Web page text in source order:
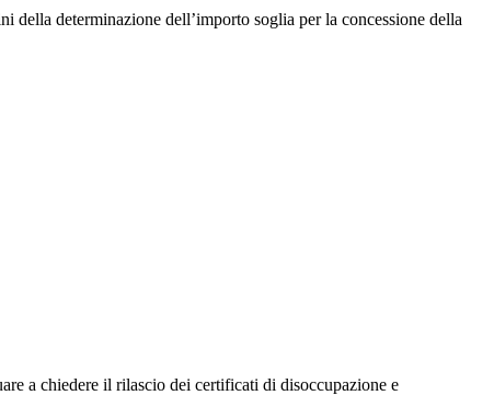
determinazione dell’importo soglia per la concessione della
a chiedere il rilascio dei certificati di disoccupazione e